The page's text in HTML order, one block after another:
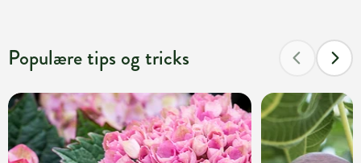
Populære tips og tricks